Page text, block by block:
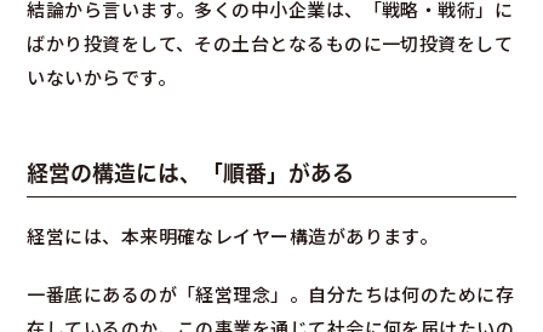
結論から言います。多くの中小企業は、「戦略・戦術」に
ばかり投資をして、その土台となるものに一切投資をして
いないからです。
経営の構造には、「順番」がある
経営には、本来明確なレイヤー構造があります。
一番底にあるのが「経営理念」。自分たちは何のために存